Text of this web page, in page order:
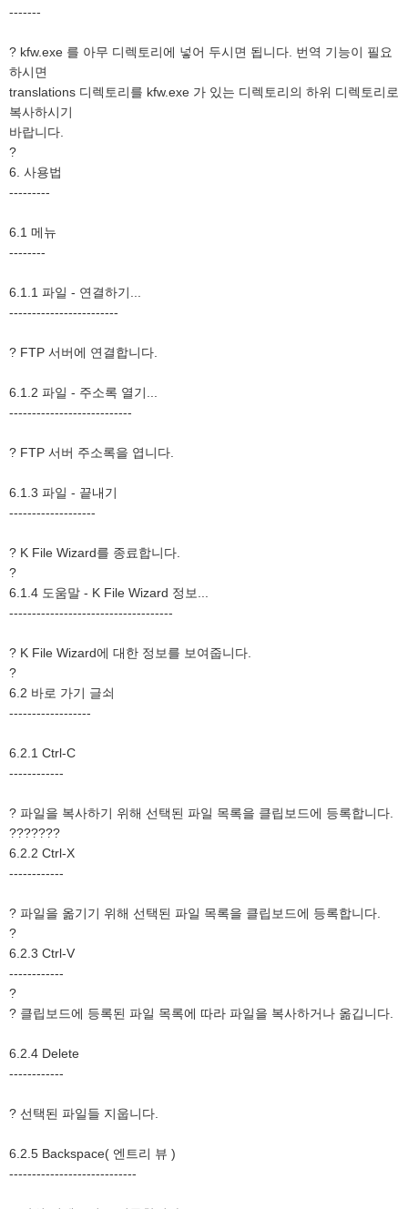
-------
? kfw.exe 를 아무 디렉토리에 넣어 두시면 됩니다. 번역 기능이 필요
하시면
translations 디렉토리를 kfw.exe 가 있는 디렉토리의 하위 디렉토리로
복사하시기
바랍니다.
?
6. 사용법
---------
6.1 메뉴
--------
6.1.1 파일 - 연결하기...
------------------------
? FTP 서버에 연결합니다.
6.1.2 파일 - 주소록 열기...
---------------------------
? FTP 서버 주소록을 엽니다.
6.1.3 파일 - 끝내기
-------------------
? K File Wizard를 종료합니다.
?
6.1.4 도움말 - K File Wizard 정보...
------------------------------------
? K File Wizard에 대한 정보를 보여줍니다.
?
6.2 바로 가기 글쇠
------------------
6.2.1 Ctrl-C
------------
? 파일을 복사하기 위해 선택된 파일 목록을 클립보드에 등록합니다.
???????
6.2.2 Ctrl-X
------------
? 파일을 옮기기 위해 선택된 파일 목록을 클립보드에 등록합니다.
?
6.2.3 Ctrl-V
------------
?
? 클립보드에 등록된 파일 목록에 따라 파일을 복사하거나 옮깁니다.
6.2.4 Delete
------------
? 선택된 파일들 지웁니다.
6.2.5 Backspace( 엔트리 뷰 )
----------------------------